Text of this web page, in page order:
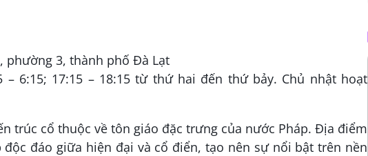
phường 3, thành phố Đà Lạt
– 6:15; 17:15 – 18:15 từ thứ hai đến thứ bảy. Chủ nhật hoạt
​​trúc cổ thuộc về tôn giáo đặc trưng của nước Pháp. Địa điểm
đáo giữa hiện đại và cổ điển, tạo nên sự nổi bật trên nền